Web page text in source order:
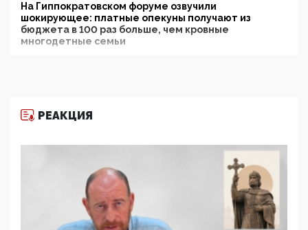
На Гиппократовском форуме озвучили
шокирующее: платные опекуны получают из
бюджета в 100 раз больше, чем кровные
многодетные семьи
11:53, 09 Июня 2026
деятельность ИИТО ЮНЕСКО в России, но
цифроглобалисты продолжают определять
повестку в образовании
09:43, 01 Июня 2026
5G за счет здоровья граждан: Минцифры намерено
отобрать у регионов и муниципалитетов право
РЕАКЦИЯ